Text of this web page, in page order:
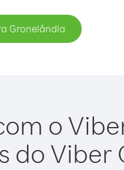
Gronelândia
o
do Viber